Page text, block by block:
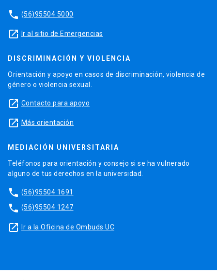
phone (56)95504 5000
launch Ir al sitio de Emergencias
DISCRIMINACIÓN Y VIOLENCIA
Orientación y apoyo en casos de discriminación, violencia de
género o violencia sexual.
launch Contacto para apoyo
launch Más orientación
MEDIACIÓN UNIVERSITARIA
Teléfonos para orientación y consejo si se ha vulnerado
alguno de tus derechos en la universidad.
phone (56)95504 1691
phone (56)95504 1247
launch Ir a la Oficina de Ombuds UC